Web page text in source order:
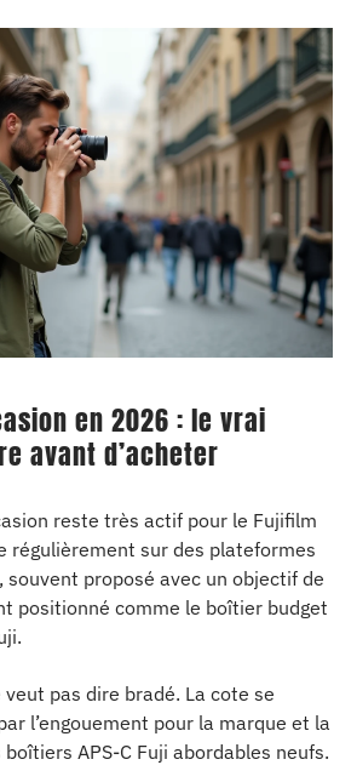
en 2026 : le vrai
avant d’acheter
reste très actif pour le Fujifilm
régulièrement sur des plateformes
souvent proposé avec un objectif de
positionné comme le boîtier budget
veut pas dire bradé. La cote se
l’engouement pour la marque et la
APS-C Fuji abordables neufs.